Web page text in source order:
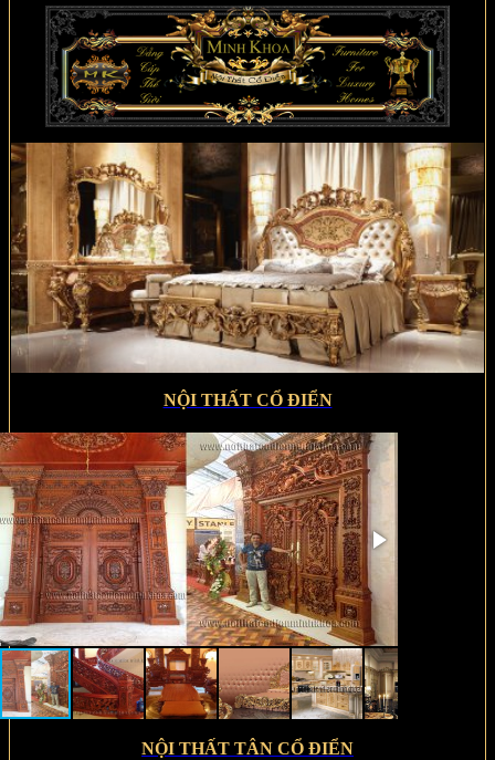
NỘI THẤT CỔ ĐIỂN
NỘI THẤT TÂN CỔ ĐIỂN